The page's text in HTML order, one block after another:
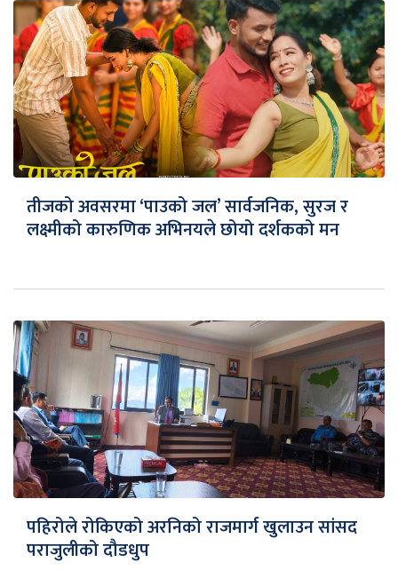
तीजको अवसरमा ‘पाउको जल’ सार्वजनिक, सुरज र
लक्ष्मीको कारुणिक अभिनयले छोयो दर्शकको मन
पहिरोले रोकिएको अरनिको राजमार्ग खुलाउन सांसद
पराजुलीको दौडधुप